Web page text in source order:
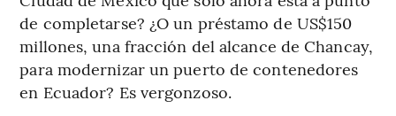
de completarse? ¿O un préstamo de US$150
millones, una fracción del alcance de Chancay,
para modernizar un puerto de contenedores
en Ecuador? Es vergonzoso.